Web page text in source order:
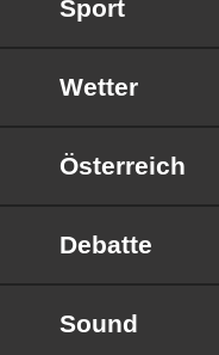
Sport
Wetter
Österreich
Debatte
Sound